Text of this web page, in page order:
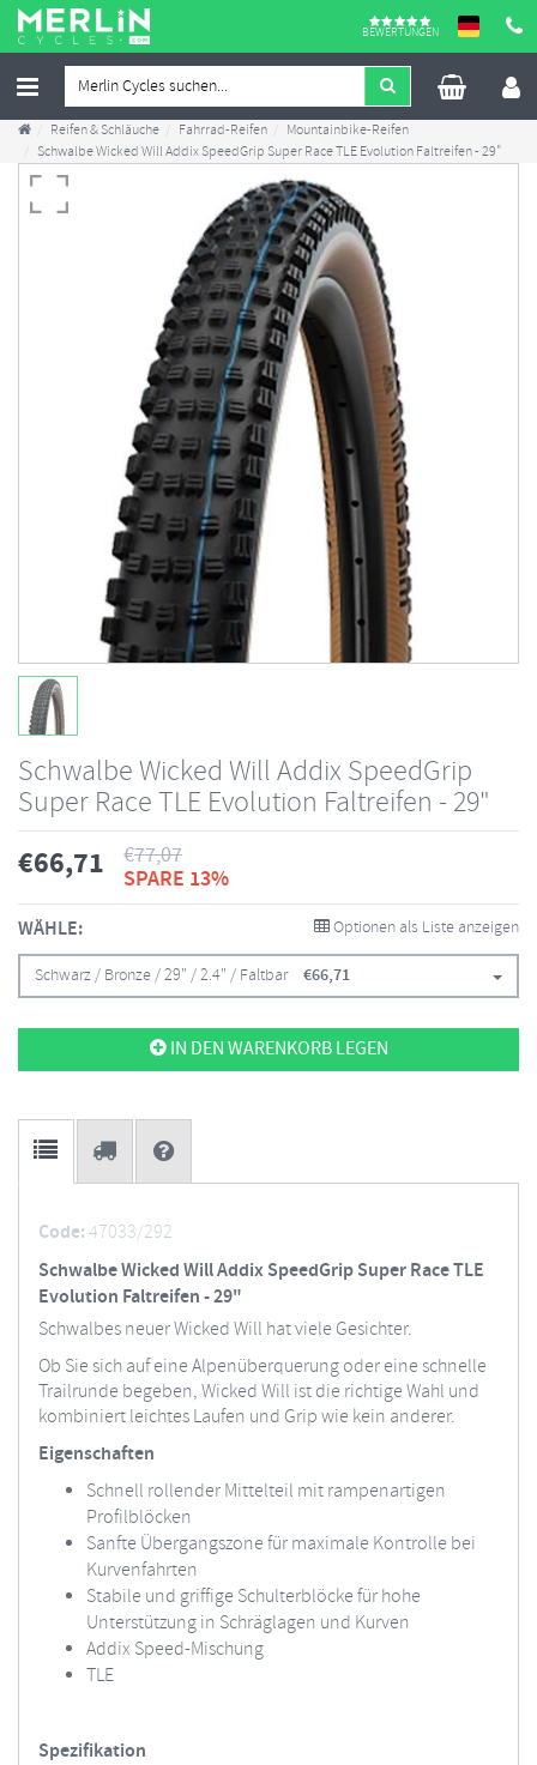
BEWERTUNGEN
Reifen & Schläuche Fahrrad-Reifen
Mountainbike-Reifen
Schwalbe Wicked Will Addix SpeedGrip Super Race TLE Evolution Faltreifen - 29"
Schwalbe Wicked Will Addix SpeedGrip
Super Race TLE Evolution Faltreifen - 29"
€66,71 €77,07
SPARE 13%
WÄHLE: Optionen als Liste anzeigen
Schwarz / Bronze / 29" / 2.4" / Faltbar €66,71
IN DEN WARENKORB LEGEN
Code:47033/292
Schwalbe Wicked Will Addix SpeedGrip Super Race TLE
Evolution Faltreifen - 29"
Schwalbes neuer Wicked Will hat viele Gesichter.
Ob Sie sich auf eine Alpenüberquerung oder eine schnelle
Trailrunde begeben, Wicked Will ist die richtige Wahl und
kombiniert leichtes Laufen und Grip wie kein anderer.
Eigenschaften
Schnell rollender Mittelteil mit rampenartigen
Profilblöcken
Sanfte Übergangszone für maximale Kontrolle bei
Kurvenfahrten
Stabile und griffige Schulterblöcke für hohe
Unterstützung in Schräglagen und Kurven
Addix Speed-Mischung
TLE
Spezifikation